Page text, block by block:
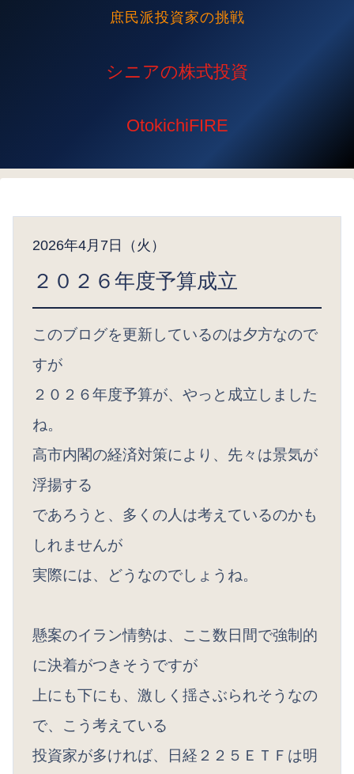
庶民派投資家の挑戦
2026年4月7日（火）
２０２６年度予算成立
このブログを更新しているのは夕方なので
すが
２０２６年度予算が、やっと成立しました
ね。
高市内閣の経済対策により、先々は景気が
浮揚する
であろうと、多くの人は考えているのかも
しれませんが
実際には、どうなのでしょうね。
懸案のイラン情勢は、ここ数日間で強制的
に決着がつきそうですが
上にも下にも、激しく揺さぶられそうなの
で、こう考えている
投資家が多ければ、日経２２５ＥＴＦは明